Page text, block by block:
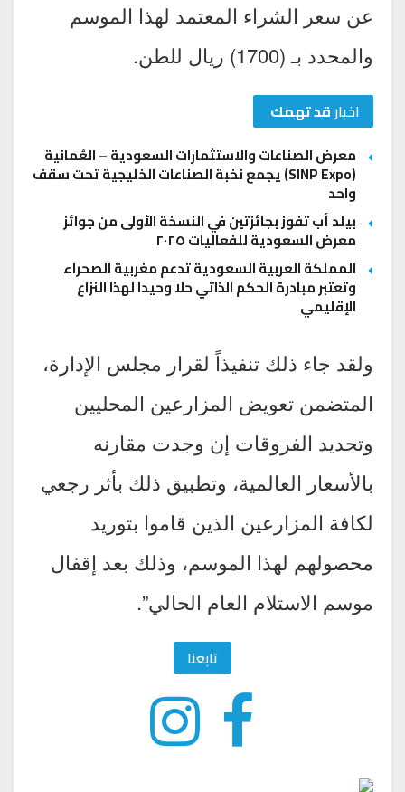
عن سعر الشراء المعتمد لهذا الموسم
والمحدد بـ (1700) ريال للطن.
اخبارقد تهمك
معرض الصناعات والاستثمارات السعودية – العُمانية
(SINP Expo) يجمع نخبة الصناعات الخليجية تحت سقف
واحد
بيلد أب تفوز بجائزتين في النسخة الأولى من جوائز
معرض السعودية للفعاليات ٢٠٢٥
المملكة العربية السعودية تدعم مغربية الصحراء
وتعتبر مبادرة الحكم الذاتي حلا وحيدا لهذا النزاع
الإقليمي
ولقد جاء ذلك تنفيذاً لقرار مجلس الإدارة،
المتضمن تعويض المزارعين المحليين
وتحديد الفروقات إن وجدت مقارنه
بالأسعار العالمية، وتطبيق ذلك بأثر رجعي
لكافة المزارعين الذين قاموا بتوريد
محصولهم لهذا الموسم، وذلك بعد إقفال
موسم الاستلام العام الحالي”.
تابعنا